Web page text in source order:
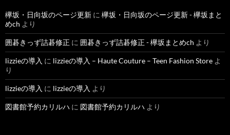
欅坂・日向坂のページ更新 に 欅坂・日向坂のページ更新 - 欅坂まと
めch より
囲碁きっず詰碁修正 に 囲碁きっず詰碁修正 - 欅坂まとめch より
lizzieの導入 に lizzieの導入 – Haute Couture – Teen Fashion Store よ
り
lizzieの導入 に lizzieの導入 より
図書館予約カリルハ に 図書館予約カリルハ より